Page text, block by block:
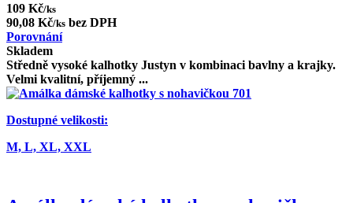
109 Kč/ks
90,08 Kč/ks bez DPH
Porovnání
Skladem
Středně vysoké kalhotky Justyn v kombinaci bavlny a krajky.
Velmi kvalitní, příjemný ...
Dostupné velikosti:
M, L, XL, XXL